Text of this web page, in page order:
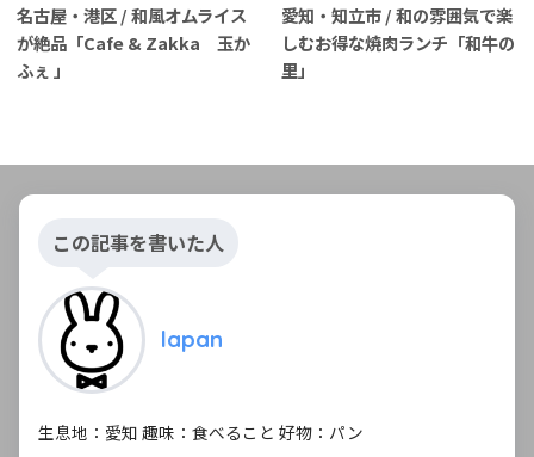
名古屋・港区 / 和風オムライス
が絶品「Cafe & Zakka 玉か
ふぇ 」
愛知・知立市 / 和の雰囲気で楽
しむお得な焼肉ランチ「和牛の
里」
この記事を書いた人
lapan
生息地：愛知 趣味：食べること 好物：パン